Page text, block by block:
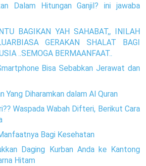
Dalam Hitungan Ganjil? ini jawaba
BAGIKAN YAH SAHABAT,, INILAH
GERAKAN SHALAT BAGI
..SEMOGA BERMAANFAAT..
Bisa Sebabkan Jerawat dan
Yang Diharamkan dalam Al Quran
Waspada Wabah Difteri, Berikut Cara
Bagi Kesehatan
Daging Kurban Anda ke Kantong
Hitam